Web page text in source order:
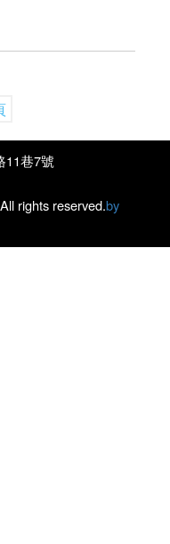
11巷7號
rights reserved.by